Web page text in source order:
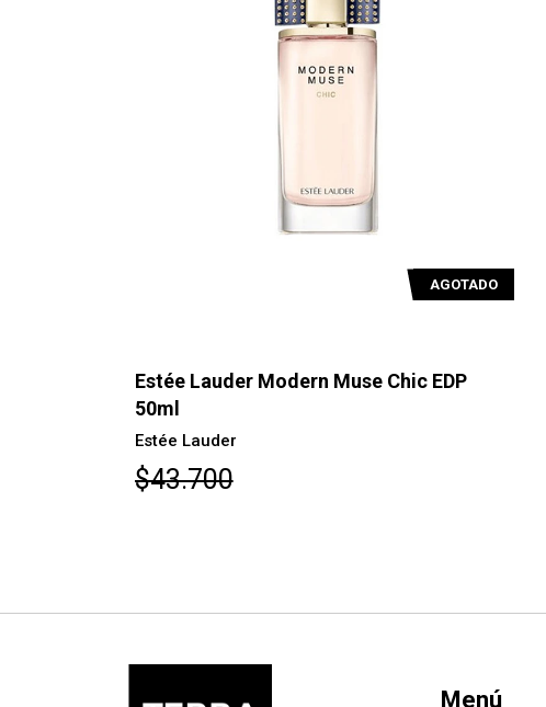
AGOTADO
Estée Lauder Modern Muse Chic EDP
50ml
Estée Lauder
$43.700
Menú